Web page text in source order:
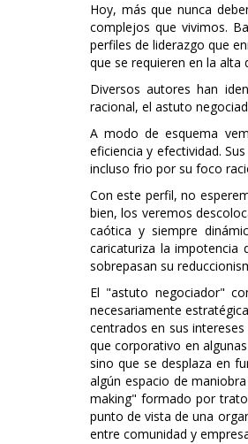
Hoy, más que nunca
complejos que vivimos.
perfiles de liderazgo que
que se requieren en la alta
Diversos autores han
racional, el astuto
A modo de esquema
eficiencia y efectividad.
incluso frio por su foco
Con este perfil, no
bien, los veremos
caótica y siempre
caricaturiza la
sobrepasan su
El "astuto negociador"
necesariamente
centrados en sus
que corporativo en
sino que se desplaza en
algún espacio de
making" formado por
punto de vista de una
entre comunidad y